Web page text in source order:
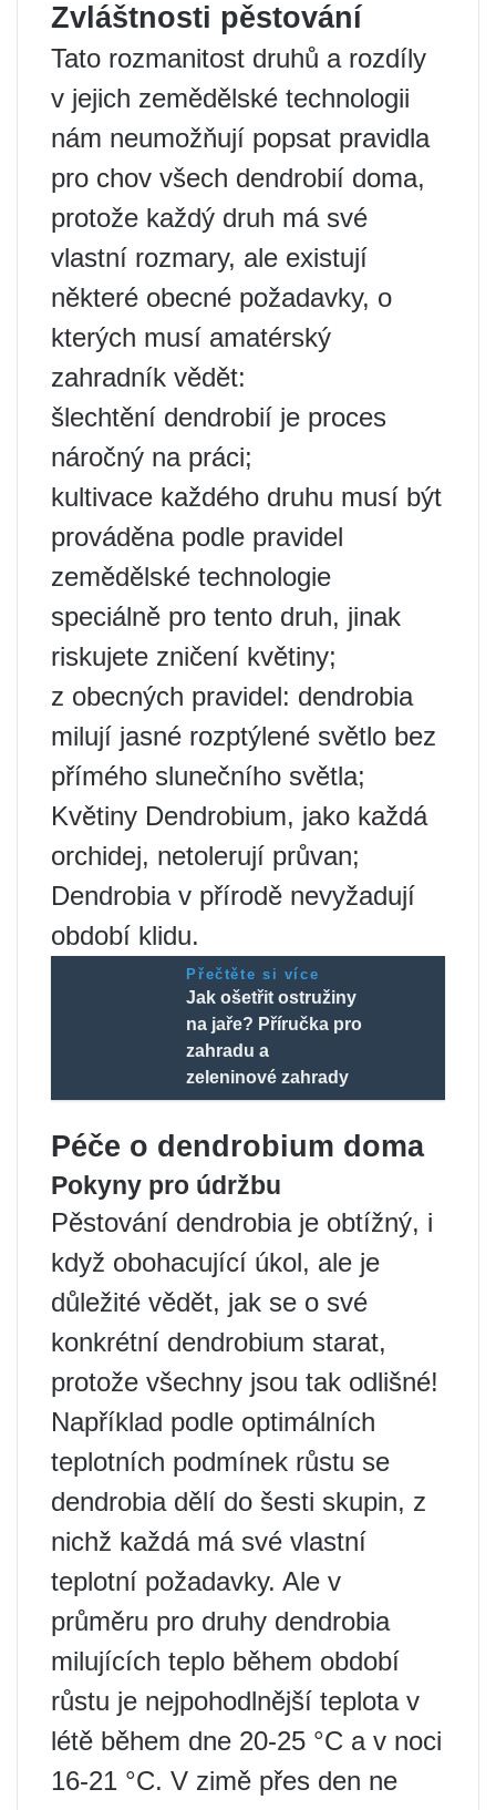
Zvláštnosti pěstování
Tato rozmanitost druhů a rozdíly
v jejich zemědělské technologii
nám neumožňují popsat pravidla
pro chov všech dendrobií doma,
protože každý druh má své
vlastní rozmary, ale existují
některé obecné požadavky, o
kterých musí amatérský
zahradník vědět:
šlechtění dendrobií je proces
náročný na práci;
kultivace každého druhu musí být
prováděna podle pravidel
zemědělské technologie
speciálně pro tento druh, jinak
riskujete zničení květiny;
z obecných pravidel: dendrobia
milují jasné rozptýlené světlo bez
přímého slunečního světla;
Květiny Dendrobium, jako každá
orchidej, netolerují průvan;
Dendrobia v přírodě nevyžadují
období klidu.
Přečtěte si více
Jak ošetřit ostružiny
na jaře? Příručka pro
zahradu a
zeleninové zahrady
Péče o dendrobium doma
Pokyny pro údržbu
Pěstování dendrobia je obtížný, i
když obohacující úkol, ale je
důležité vědět, jak se o své
konkrétní dendrobium starat,
protože všechny jsou tak odlišné!
Například podle optimálních
teplotních podmínek růstu se
dendrobia dělí do šesti skupin, z
nichž každá má své vlastní
teplotní požadavky. Ale v
průměru pro druhy dendrobia
milujících teplo během období
růstu je nejpohodlnější teplota v
létě během dne 20-25 °C a v noci
16-21 °C. V zimě přes den ne